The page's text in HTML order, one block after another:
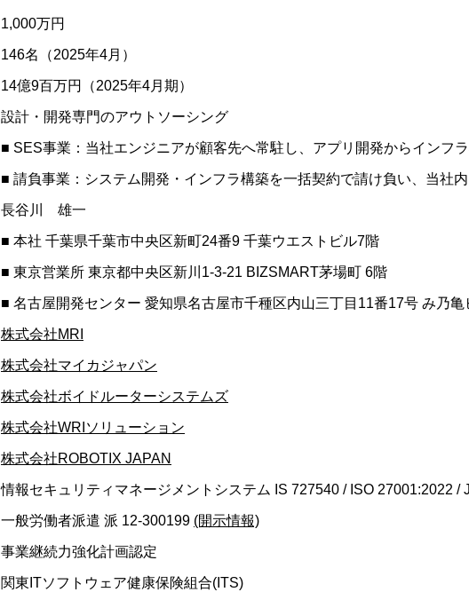
1,000万円
146名（2025年4月）
14億9百万円（2025年4月期）
設計・開発専門のアウトソーシング
■ SES事業：当社エンジニアが顧客先へ常駐し、アプリ開発からインフ
■ 請負事業：システム開発・インフラ構築を一括契約で請け負い、当社
長谷川 雄一
■ 本社 千葉県千葉市中央区新町24番9 千葉ウエストビル7階
■ 東京営業所 東京都中央区新川1-3-21 BIZSMART茅場町 6階
■ 名古屋開発センター 愛知県名古屋市千種区内山三丁目11番17号 み乃亀
株式会社MRI
株式会社マイカジャパン
株式会社ボイドルーターシステムズ
株式会社WRIソリューション
株式会社ROBOTIX JAPAN
情報セキュリティマネージメントシステム IS 727540 / ISO 27001:2022 /
一般労働者派遣 派 12-300199 (開示情報)
事業継続力強化計画認定
関東ITソフトウェア健康保険組合(ITS)